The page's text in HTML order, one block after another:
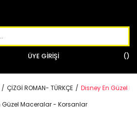
ÜYE GİRİŞİ
ÇİZGİ ROMAN- TÜRKÇE Disney En Güzel